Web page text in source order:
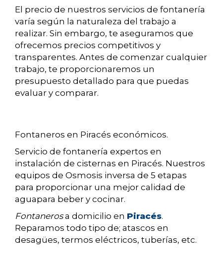
El precio de nuestros servicios de fontanería
varía según la naturaleza del trabajo a
realizar. Sin embargo, te aseguramos que
ofrecemos precios competitivos y
transparentes. Antes de comenzar cualquier
trabajo, te proporcionaremos un
presupuesto detallado para que puedas
evaluar y comparar.
Fontaneros en Piracés económicos.
Servicio de fontanería expertos en
instalación de cisternas en Piracés. Nuestros
equipos de Osmosis inversa de 5 etapas
para proporcionar una mejor calidad de
aguapara beber y cocinar.
Fontanerosa domicilio en Piracés.
Reparamos todo tipo de; atascos en
desagües, termos eléctricos, tuberías, etc.